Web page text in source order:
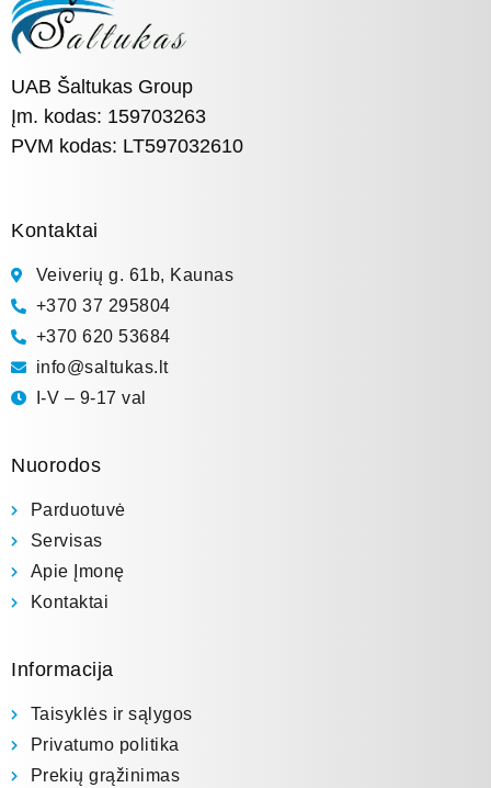
UAB Šaltukas Group
Įm. kodas: 159703263
PVM kodas: LT597032610
Kontaktai
Veiverių g. 61b, Kaunas
+370 37 295804
+370 620 53684
info@saltukas.lt
I-V – 9-17 val
Nuorodos
Parduotuvė
Servisas
Apie Įmonę
Kontaktai
Informacija
Taisyklės ir sąlygos
Privatumo politika
Prekių grąžinimas